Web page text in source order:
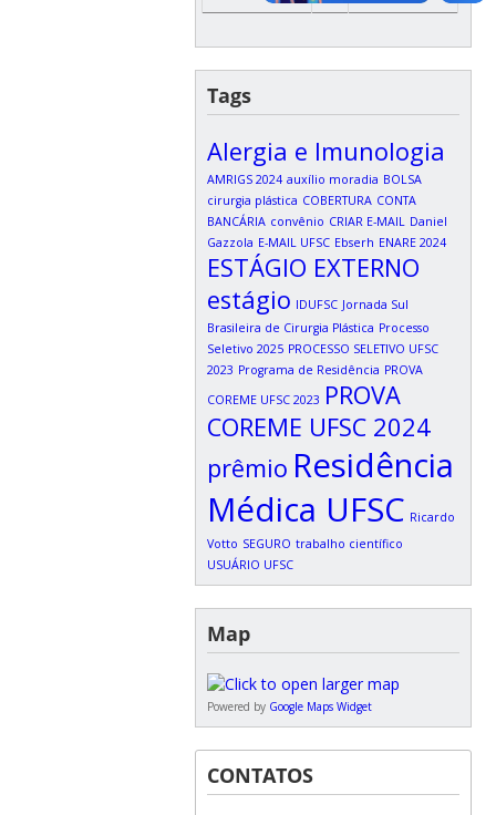
Tags
Alergia e Imunologia
AMRIGS 2024 auxílio moradia BOLSA
cirurgia plástica COBERTURA CONTA
BANCÁRIA convênio CRIAR E-MAIL
Daniel
Gazzola E-MAIL UFSC Ebserh ENARE 2024
ESTÁGIO EXTERNO
estágio IDUFSC Jornada Sul
Brasileira de Cirurgia Plástica Processo
Seletivo 2025 PROCESSO SELETIVO UFSC
2023 Programa de Residência PROVA
COREME UFSC 2023 PROVA
COREME UFSC 2024
prêmio Residência
Médica UFSC Ricardo
Votto SEGURO trabalho científico
USUÁRIO UFSC
Map
Powered by Google Maps Widget
CONTATOS